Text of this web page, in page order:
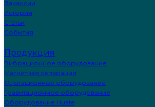
Вакансии
История
Статьи
События
Продукция
Вибрационное оборудование
Магнитная сепарация
Флотационное оборудование
Гравитационное оборудование
Оборудование Huate